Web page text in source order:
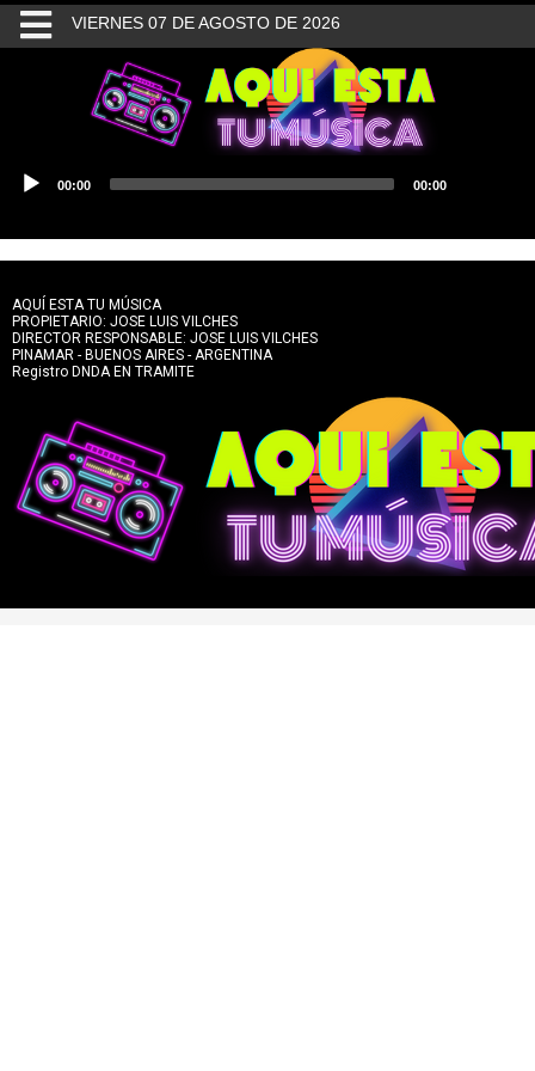
VIERNES 07 DE AGOSTO DE 2026
de
00:00 00:00
AQUÍ ESTA TU MÚSICA
PROPIETARIO: JOSE LUIS VILCHES
DIRECTOR RESPONSABLE: JOSE LUIS VILCHES
PINAMAR - BUENOS AIRES - ARGENTINA
Registro DNDA EN TRAMITE
INICIO